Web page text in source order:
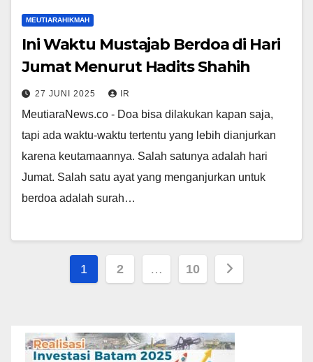
MEUTIARAHIKMAH
Ini Waktu Mustajab Berdoa di Hari
Jumat Menurut Hadits Shahih
27 JUNI 2025 IR
MeutiaraNews.co - Doa bisa dilakukan kapan saja,
tapi ada waktu-waktu tertentu yang lebih dianjurkan
karena keutamaannya. Salah satunya adalah hari
Jumat. Salah satu ayat yang menganjurkan untuk
berdoa adalah surah…
Paginasi
1 2 … 10